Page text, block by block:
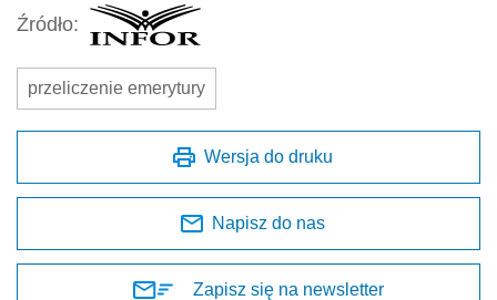
Źródło:
przeliczenie emerytury
Wersja do druku
Napisz do nas
Zapisz się na newsletter